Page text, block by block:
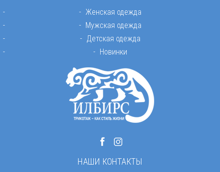
Женская одежда
Мужская одежда
Детская одежда
Новинки
НАШИ КОНТАКТЫ